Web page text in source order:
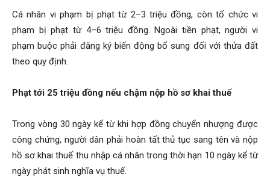
Cá nhân vi phạm bị phạt từ 2–3 triệu đồng, còn tổ chức vi
phạm bị phạt từ 4–6 triệu đồng. Ngoài tiền phạt, người vi
phạm buộc phải đăng ký biến động bổ sung đối với thửa đất
theo quy định.
Phạt tới 25 triệu đồng nếu chậm nộp hồ sơ khai thuế
Trong vòng 30 ngày kể từ khi hợp đồng chuyển nhượng được
công chứng, người dân phải hoàn tất thủ tục sang tên và nộp
hồ sơ khai thuế thu nhập cá nhân trong thời hạn 10 ngày kể từ
ngày phát sinh nghĩa vụ thuế.